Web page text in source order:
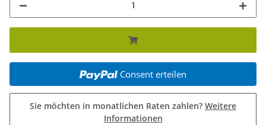
Consent erteilen
Sie möchten in monatlichen Raten zahlen? Weitere
Informationen